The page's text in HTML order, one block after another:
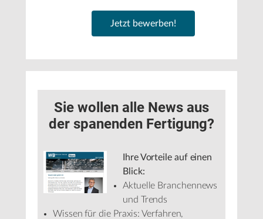
Jetzt bewerben!
Sie wollen alle News aus
der spanenden Fertigung?
Ihre Vorteile auf einen
Blick:
Aktuelle Branchennews
und Trends
Wissen für die Praxis: Verfahren,